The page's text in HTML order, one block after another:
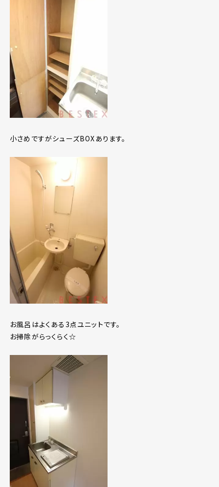
小さめですがシューズBOXあります。
お風呂はよくある3点ユニットです。
お掃除がらっくらく☆